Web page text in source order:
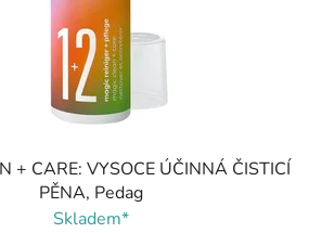
+ CARE: VYSOCE ÚČINNÁ ČISTICÍ
PĚNA, Pedag
Skladem*